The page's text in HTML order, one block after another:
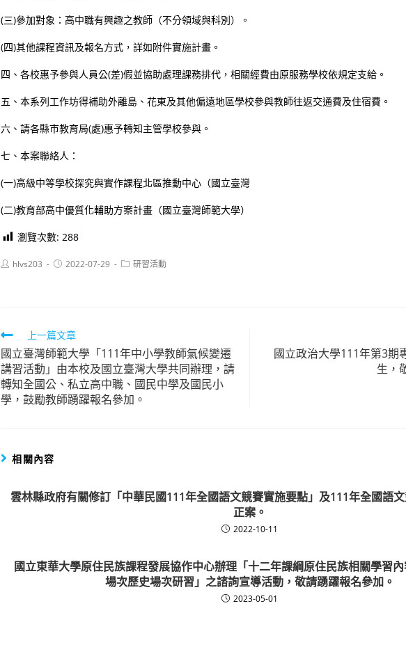
(三)參加對象：高中職有興趣之教師（不分領域與科別）。
(四)其他課程資訊及報名方式，詳如附件實施計畫。
四、各校惠予參與人員公(差)假並協助處理課務排代，相關經費由原服務學校依規定支給。
五、本系列工作坊得補助外離島、花東及其他偏遠地區學校參與教師往返交通費及住宿費。
六、請各縣市教育局(處)惠予轉知主管學校參與。
七、本案聯絡人：
(一)高級中等學校探究與實作課程北區推動中心（國立臺灣
(二)教育部高中優質化輔助方案計畫（國立臺灣師範大學）
瀏覽次數: 288
Posthlvs203
Post2022-07-29
Post研習活動
Read
more
articles
上一篇文章
國立臺灣師範大學「111年中小學教師氣候變遷
講習活動」由本校及國立臺灣大學共同辦理，請
轉知全國公、私立高中職、國民中學及國民小
學，鼓勵教師踴躍報名參加。
國立政治大學111年第3期
生，
相關內容
雲林縣政府有關修訂「中華民國111年全國語文競賽實施要點」及111年全國語
正案。
2022-10-11
國立東華大學原住民族課程發展協作中心辦理「十二年課綱原住民族相關學習
場次歷史場次研習」之諮詢宣導活動，敬請踴躍報名參加。
2023-05-01